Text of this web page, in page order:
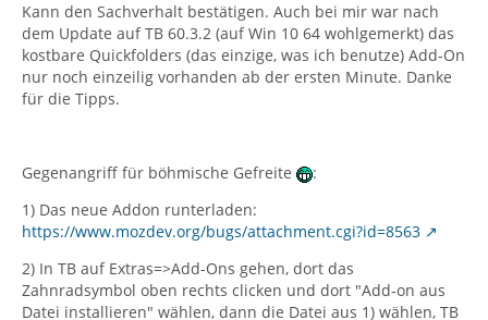
Kann den Sachverhalt bestätigen. Auch bei mir war nach
dem Update auf TB 60.3.2 (auf Win 10 64 wohlgemerkt) das
kostbare Quickfolders (das einzige, was ich benutze) Add-On
nur noch einzeilig vorhanden ab der ersten Minute. Danke
für die Tipps.
Gegenangriff für böhmische Gefreite
:
1) Das neue Addon runterladen:
https://www.mozdev.org/bugs/attachment.cgi?id=8563
2) In TB auf Extras=>Add-Ons gehen, dort das
Zahnradsymbol oben rechts clicken und dort "Add-on aus
Datei installieren" wählen, dann die Datei aus 1) wählen, TB